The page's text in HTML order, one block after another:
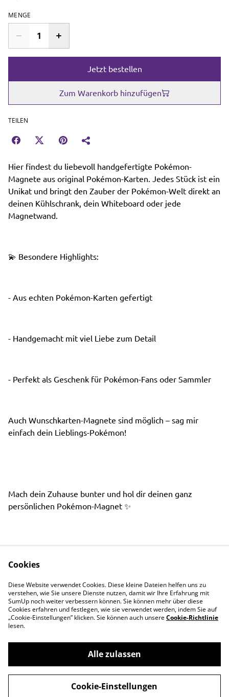
MENGE
Jetzt bestellen
Zum Warenkorb hinzufügen
TEILEN
Hier findest du liebevoll handgefertigte Pokémon-
Magnete aus original Pokémon-Karten. Jedes Stück ist ein
Unikat und bringt den Zauber der Pokémon-Welt direkt an
deinen Kühlschrank, dein Whiteboard oder jede
Magnetwand.
💫 Besondere Highlights:
- Aus echten Pokémon-Karten gefertigt
- Handgemacht mit viel Liebe zum Detail
- Perfekt als Geschenk für Pokémon-Fans oder Sammler
Auch Wunschkarten-Magnete sind möglich – sag mir
einfach dein Lieblings-Pokémon!
Mach dein Zuhause bunter und hol dir deinen ganz
persönlichen Pokémon-Magnet ✨
Events
Einzelkarten
Prints
Datenschutz
Cookie-Richtlinie
Kontakt
Über uns
Cookies
Diese Website verwendet Cookies. Diese kleine Dateien helfen uns zu
verstehen, wie Sie unsere Dienste nutzen, damit wir Ihre Erfahrung mit
SumUp noch weiter verbessern können. Sie können mehr über diese
Cookies erfahren und festlegen, wie sie verwendet werden, indem Sie auf
„Cookie-Einstellungen” klicken. Sie können auch unsereCookie-Richtlinie
lesen.
Alle zulassen
Cookie-Einstellungen